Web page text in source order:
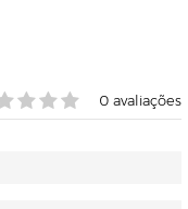
0 avaliações